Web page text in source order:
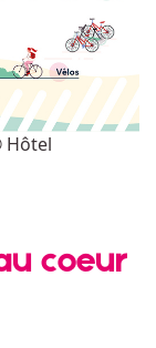
Hôtel
coeur